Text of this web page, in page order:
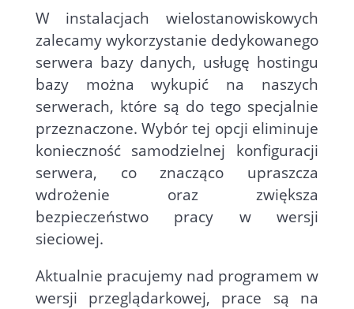
W instalacjach wielostanowiskowych
zalecamy wykorzystanie dedykowanego
serwera bazy danych, usługę hostingu
bazy można wykupić na naszych
serwerach, które są do tego specjalnie
przeznaczone. Wybór tej opcji eliminuje
konieczność samodzielnej konfiguracji
serwera, co znacząco upraszcza
wdrożenie oraz zwiększa
bezpieczeństwo pracy w wersji
sieciowej.
Aktualnie pracujemy nad programem w
wersji przeglądarkowej, prace są na